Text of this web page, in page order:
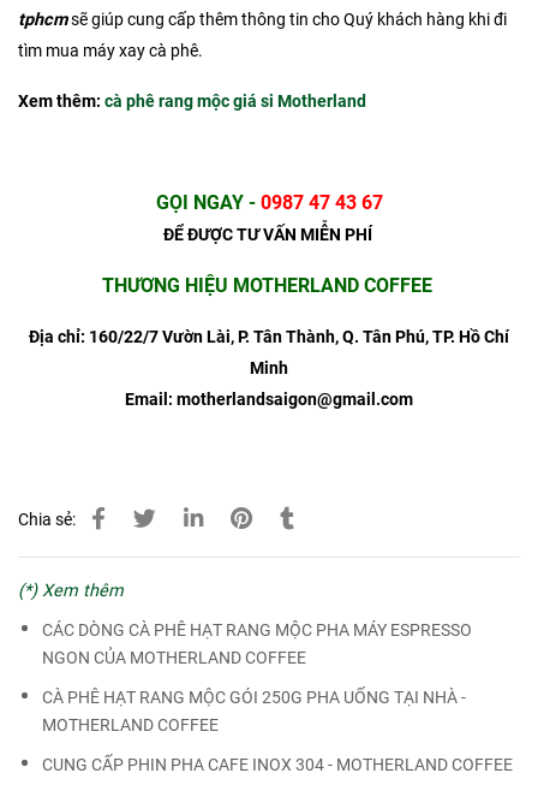
tphcmsẽ giúp cung cấp thêm thông tin cho Quý khách hàng khi đi
tìm mua máy xay cà phê.
Xem thêm: cà phê rang mộc giá si Motherland
GỌI NGAY - 0987 47 43 67
ĐỂ ĐƯỢC TƯ VẤN MIỄN PHÍ
THƯƠNG HIỆU MOTHERLAND COFFEE
Địa chỉ: 160/22/7 Vườn Lài, P. Tân Thành, Q. Tân Phú, TP. Hồ Chí
Minh
Email: motherlandsaigon@gmail.com
Chia sẻ:
(*) Xem thêm
CÁC DÒNG CÀ PHÊ HẠT RANG MỘC PHA MÁY ESPRESSO
NGON CỦA MOTHERLAND COFFEE
CÀ PHÊ HẠT RANG MỘC GÓI 250G PHA UỐNG TẠI NHÀ -
MOTHERLAND COFFEE
CUNG CẤP PHIN PHA CAFE INOX 304 - MOTHERLAND COFFEE